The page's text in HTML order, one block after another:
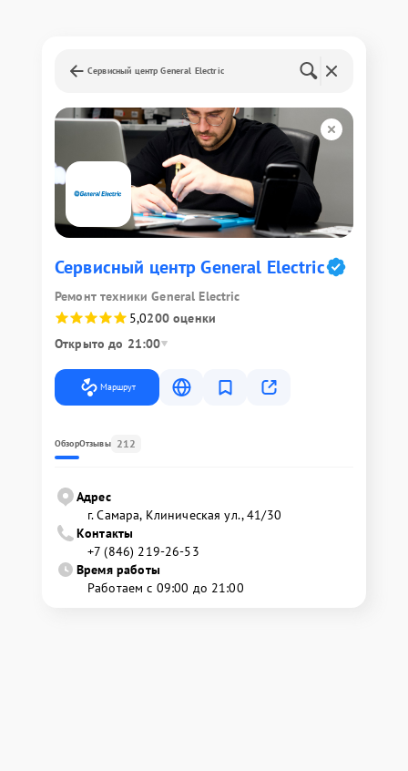
Сервисный центр General Electric
Сервисный центр General Electric
Ремонт техники General Electric
5,0200 оценки
Открыто до 21:00
Маршрут
ОбзорОтзывы 212
Адрес
г. Самара, Клиническая ул., 41/30
Контакты
+7 (846) 219-26-53
Время работы
Работаем с 09:00 до 21:00